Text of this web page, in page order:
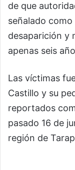
de que
señalado
desaparición y
apenas seis
Las víctimas
Castillo y su
reportados
pasado 16 de
región de